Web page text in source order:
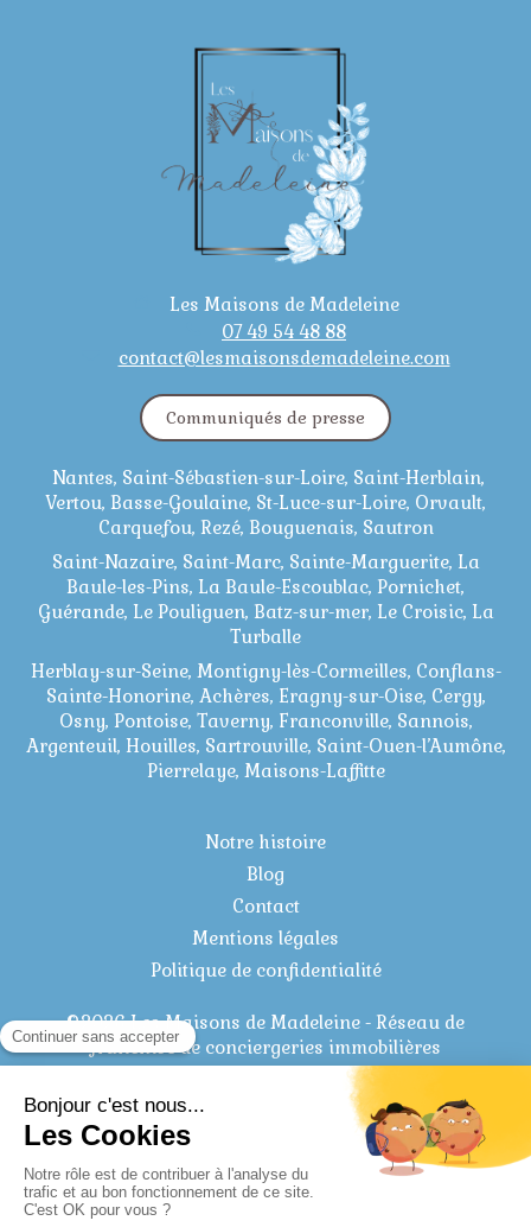
Les Maisons de Madeleine
07 49 54 48 88
contact@lesmaisonsdemadeleine.com
Communiqués de presse
Nantes, Saint-Sébastien-sur-Loire, Saint-Herblain,
Vertou, Basse-Goulaine, St-Luce-sur-Loire, Orvault,
Carquefou, Rezé, Bouguenais, Sautron
Saint-Nazaire, Saint-Marc, Sainte-Marguerite, La
Baule-les-Pins, La Baule-Escoublac, Pornichet,
Guérande, Le Pouliguen, Batz-sur-mer, Le Croisic, La
Turballe
Herblay-sur-Seine, Montigny-lès-Cormeilles, Conflans-
Sainte-Honorine, Achères, Eragny-sur-Oise, Cergy,
Osny, Pontoise, Taverny, Franconville, Sannois,
Argenteuil, Houilles, Sartrouville, Saint-Ouen-l’Aumône,
Pierrelaye, Maisons-Laffitte
Notre histoire
Blog
Contact
Mentions légales
Politique de confidentialité
©2026 Les Maisons de Madeleine - Réseau de
franchise de conciergeries immobilières